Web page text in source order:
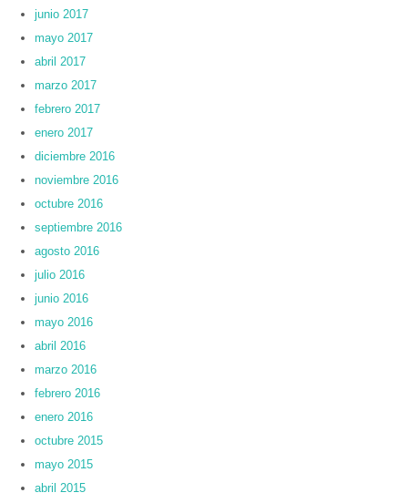
junio 2017
mayo 2017
abril 2017
marzo 2017
febrero 2017
enero 2017
diciembre 2016
noviembre 2016
octubre 2016
septiembre 2016
agosto 2016
julio 2016
junio 2016
mayo 2016
abril 2016
marzo 2016
febrero 2016
enero 2016
octubre 2015
mayo 2015
abril 2015